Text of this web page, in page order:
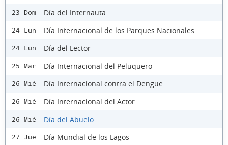
23 Dom Día del Internauta
24 Lun Día Internacional de los Parques Nacionales
24 Lun Día del Lector
25 Mar Día Internacional del Peluquero
26 Mié Día Internacional contra el Dengue
26 Mié Día Internacional del Actor
26 Mié Día del Abuelo
27 Jue Día Mundial de los Lagos